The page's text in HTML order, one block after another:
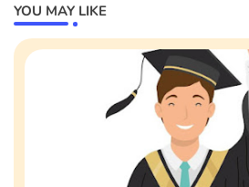
YOU MAY LIKE